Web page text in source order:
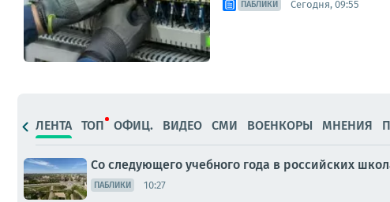
ПАБЛИКИ Сегодня, 09:55
ЛЕНТА ТОП ОФИЦ. ВИДЕО СМИ ВОЕНКОРЫ МНЕНИЯ
Со следующего учебного года в российских
ПАБЛИКИ 10:27